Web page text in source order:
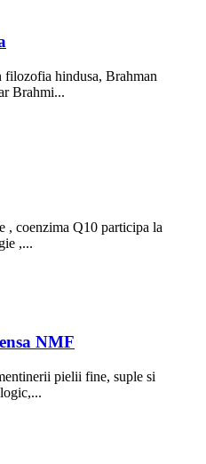
filozofia hindusa, Brahman
Brahmi...
, coenzima Q10 participa la
,...
NMF
pielii fine, suple si